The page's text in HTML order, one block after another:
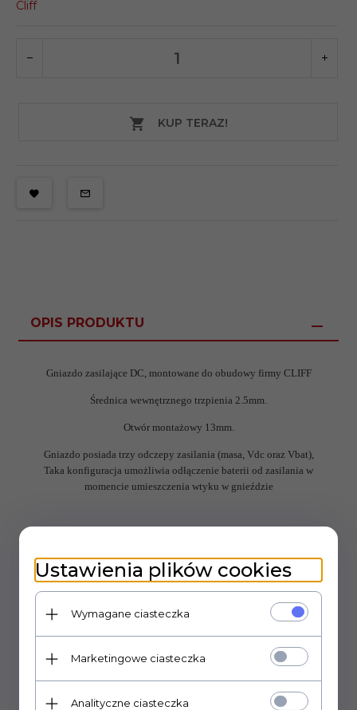
Cliff
KUP TERAZ!
OPIS PRODUKTU
Gniazdo zasilające DC, montowane do obudowy firmy CLIFF
Średnica wewnętrznego trzpienia 2.5mm.
Otwór montażowy 13mm.
Gniazdo posiada trzy odczepy zasilania (masa, Vdc oraz Vbat),
Taka konfiguracja umożliwia odłączenie baterii od zasilania w
momencie umieszczenia wtyku w gnieździe
Polecamy
Ustawienia plików cookies
Wymagane ciasteczka
Marketingowe ciasteczka
Analityczne ciasteczka